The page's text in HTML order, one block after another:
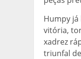
Humpy já
vitória,
xadrez
triunfal